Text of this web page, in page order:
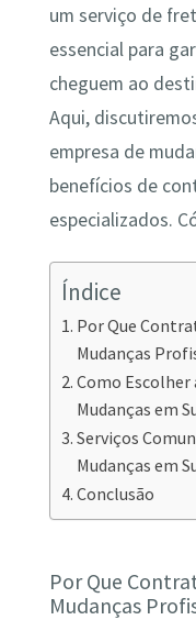
um serviço de
essencial para
cheguem ao
Aqui,
empresa de
benefícios de
especializados.
Índice
Por Que
Mudanças
Como Escolher
Mudanças em
Serviços
Mudanças em
Conclusão
Por Que
Mudanças